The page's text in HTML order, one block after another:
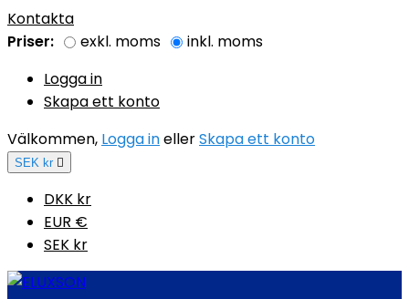
Kontakta
Priser:
exkl. moms
inkl. moms
Logga in
Skapa ett konto
Välkommen, Logga inellerSkapa ett konto
SEK kr 
DKK kr
EUR €
SEK kr